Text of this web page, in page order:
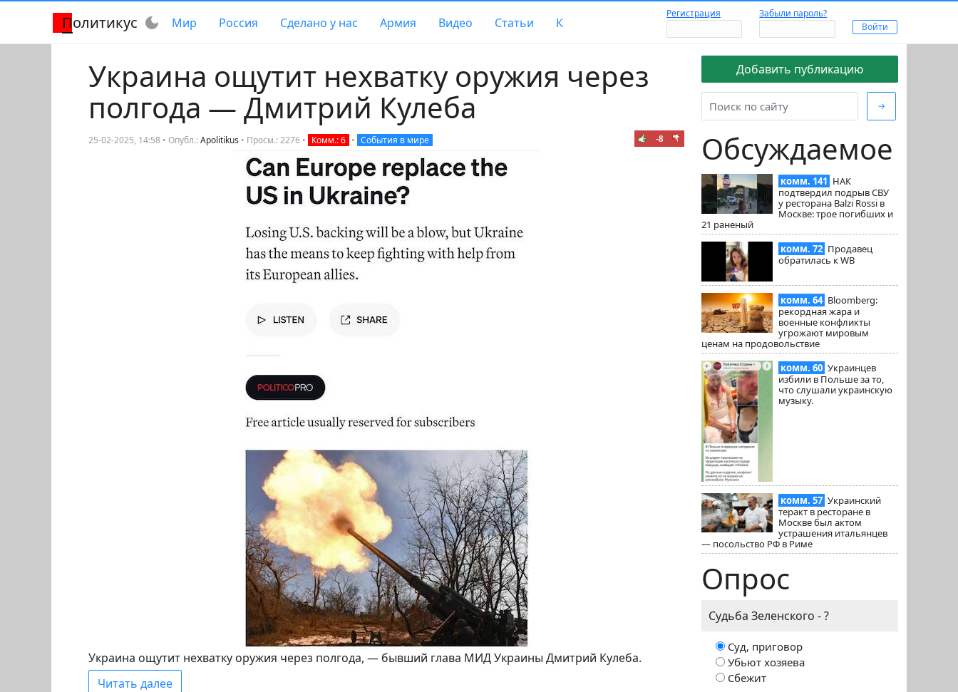
Политикус dark_mode Мир Россия Сделано у нас Армия Видео Статьи К
Регистрация Забыли пароль?
Добавить публикацию
→
Обсуждаемое
комм. 141 НАК
подтвердил подрыв СВУ
у ресторана Balzi Rossi в
Москве: трое погибших и
21 раненый
комм. 72 Продавец
обратилась к WB
комм. 64 Bloomberg:
рекордная жара и
военные конфликты
угрожают мировым
ценам на продовольствие
комм. 60 Украинцев
избили в Польше за то,
что слушали украинскую
музыку.
комм. 57 Украинский
теракт в ресторане в
Москве был актом
устрашения итальянцев
— посольство РФ в Риме
Опрос
Судьба Зеленского - ?
Суд, приговор
Убьют хозяева
Сбежит
Украина ощутит нехватку оружия через
полгода — Дмитрий Кулеба
25-02-2025, 14:58 • Опубл.:Apolitikus • Просм.: 2276 • Комм.: 6 • События в мире -8
Украина ощутит нехватку оружия через полгода, — бывший глава МИД Украины Дмитрий Кулеба.
Читать далее